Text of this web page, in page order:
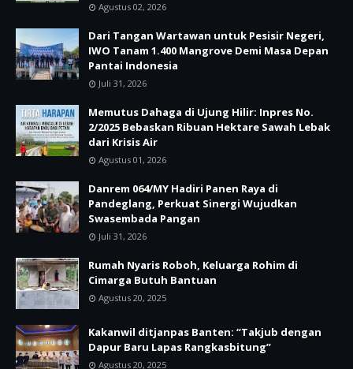
Agustus 02, 2026
Dari Tangan Wartawan untuk Pesisir Negeri,
IWO Tanam 1.400 Mangrove Demi Masa Depan
Pantai Indonesia
Juli 31, 2026
Memutus Dahaga di Ujung Hilir: Inpres No.
2/2025 Bebaskan Ribuan Hektare Sawah Lebak
dari Krisis Air
Agustus 01, 2026
Danrem 064/MY Hadiri Panen Raya di
Pandeglang, Perkuat Sinergi Wujudkan
Swasembada Pangan
Juli 31, 2026
Rumah Nyaris Roboh, Keluarga Rohim di
Cimarga Butuh Bantuan
Agustus 20, 2025
Kakanwil ditjanpas Banten: “Takjub dengan
Dapur Baru Lapas Rangkasbitung”
Agustus 20, 2025